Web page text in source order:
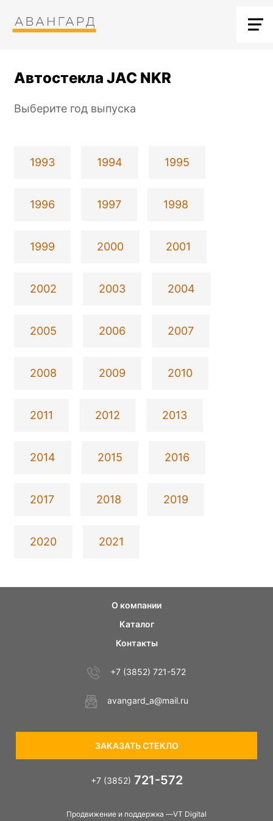
Автостекла JAC NKR
Выберите год выпуска
1993 1994 1995
1996 1997 1998
1999 2000 2001
2002 2003 2004
2005 2006 2007
2008 2009 2010
2011 2012 2013
2014 2015 2016
2017 2018 2019
2020 2021
Продвижение и поддержка —VT Digital
О компании
Каталог
Контакты
+7 (3852) 721-572
avangard_a@mail.ru
ЗАКАЗАТЬ СТЕКЛО
+7 (3852) 721-572